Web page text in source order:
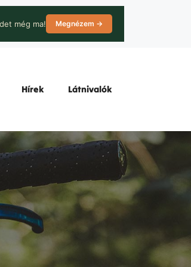
még ma! Megnézem →
Hírek Látnivalók